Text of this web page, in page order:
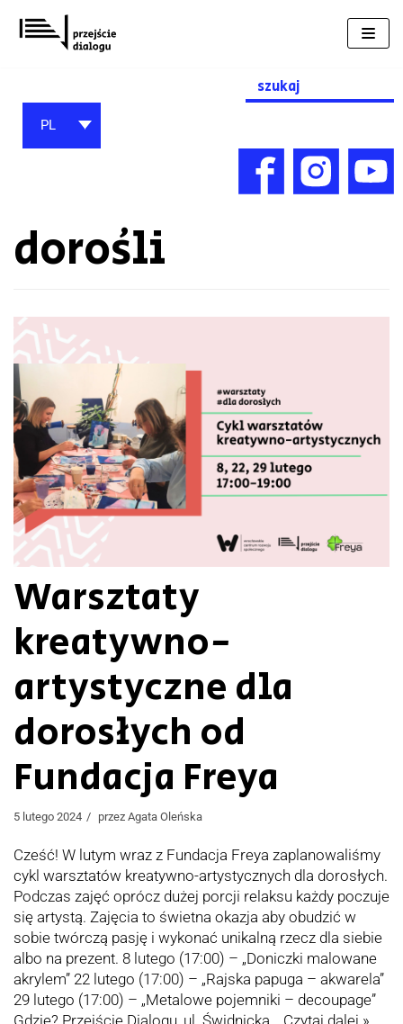
Przejdź
do
Search
for:
PL
dorośli
Warsztaty
kreatywno-
artystyczne dla
dorosłych od
Fundacja Freya
5 lutego 2024 przez Agata Oleńska
Cześć! W lutym wraz z Fundacja Freya zaplanowaliśmy
cykl warsztatów kreatywno-artystycznych dla dorosłych.
Podczas zajęć oprócz dużej porcji relaksu każdy poczuje
się artystą. Zajęcia to świetna okazja aby obudzić w
sobie twórczą pasję i wykonać unikalną rzecz dla siebie
albo na prezent. 8 lutego (17:00) – „Doniczki malowane
akrylem” 22 lutego (17:00) – „Rajska papuga – akwarela”
29 lutego (17:00) – „Metalowe pojemniki – decoupage”